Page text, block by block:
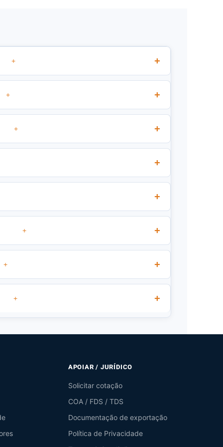
+
+
+
+
+
+
APOIAR / JURÍDICO
Solicitar cotação
COA / FDS / TDS
Documentação de exportação
Política de Privacidade